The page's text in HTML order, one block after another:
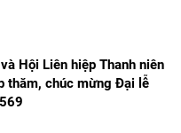
Hội Liên hiệp Thanh niên
thăm, chúc mừng Đại lễ